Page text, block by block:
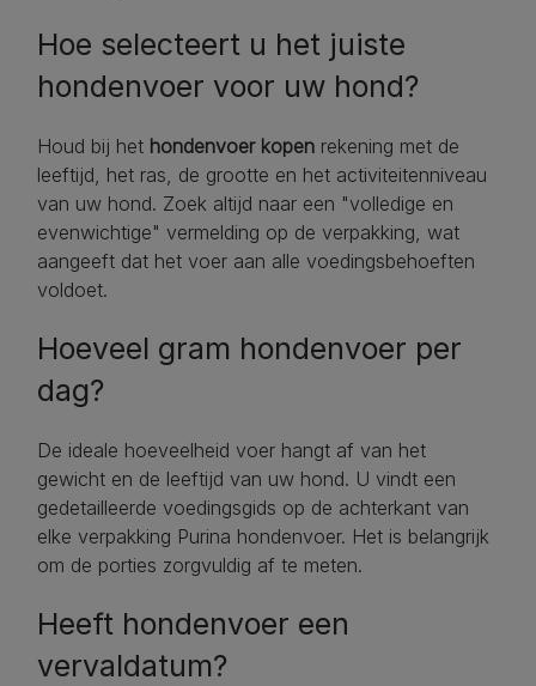
Hoe selecteert u het juiste
hondenvoer voor uw hond?
Houd bij het hondenvoer kopen rekening met de
leeftijd, het ras, de grootte en het activiteitenniveau
van uw hond. Zoek altijd naar een "volledige en
evenwichtige" vermelding op de verpakking, wat
aangeeft dat het voer aan alle voedingsbehoeften
voldoet.
Hoeveel gram hondenvoer per
dag?
De ideale hoeveelheid voer hangt af van het
gewicht en de leeftijd van uw hond. U vindt een
gedetailleerde voedingsgids op de achterkant van
elke verpakking Purina hondenvoer. Het is belangrijk
om de porties zorgvuldig af te meten.
Heeft hondenvoer een
vervaldatum?